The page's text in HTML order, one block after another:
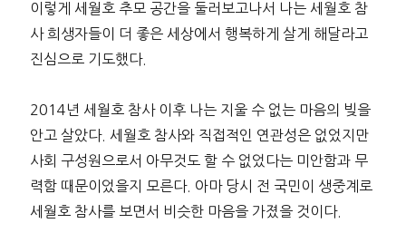
이렇게 세월호 추모 공간을 둘러보고나서 나는 세월호 참
사 희생자들이 더 좋은 세상에서 행복하게 살게 해달라고
진심으로 기도했다.
2014년 세월호 참사 이후 나는 지울 수 없는 마음의 빚을
안고 살았다. 세월호 참사와 직접적인 연관성은 없었지만
사회 구성원으로서 아무것도 할 수 없었다는 미안함과 무
력함 때문이었을지 모른다. 아마 당시 전 국민이 생중계로
세월호 참사를 보면서 비슷한 마음을 가졌을 것이다.